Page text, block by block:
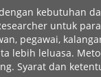
kebutuhan
untuk
pegawai,
lebih leluasa.
Syarat dan